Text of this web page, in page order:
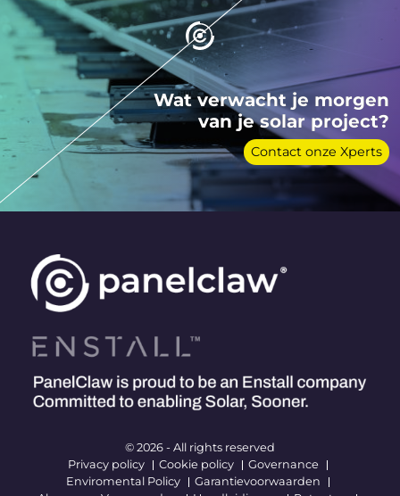
Wat verwacht je morgen
van je solar project?
Contact onze Xperts
© 2026 - All rights reserved
Privacy policy
Cookie policy
Governance
Enviromental Policy
Garantievoorwaarden